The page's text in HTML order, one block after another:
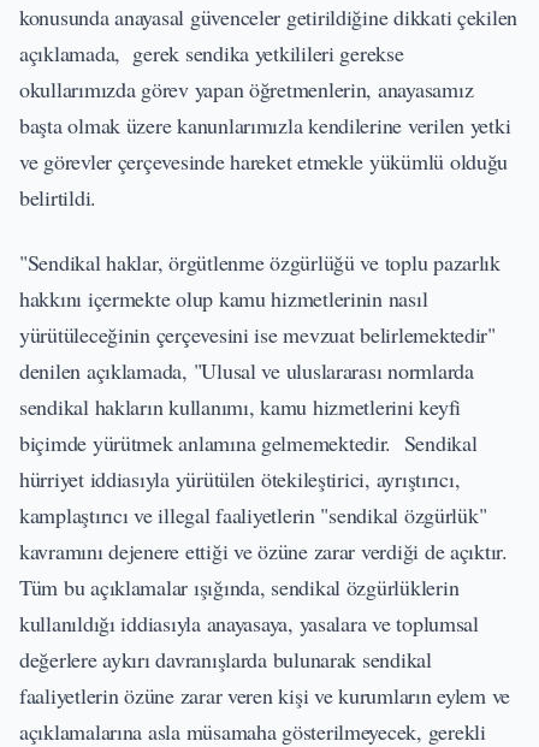
konusunda anayasal güvenceler getirildiğine dikkati çekilen
açıklamada, gerek sendika yetkilileri gerekse
okullarımızda görev yapan öğretmenlerin, anayasamız
başta olmak üzere kanunlarımızla kendilerine verilen yetki
ve görevler çerçevesinde hareket etmekle yükümlü olduğu
belirtildi.
"Sendikal haklar, örgütlenme özgürlüğü ve toplu pazarlık
hakkını içermekte olup kamu hizmetlerinin nasıl
yürütüleceğinin çerçevesini ise mevzuat belirlemektedir"
denilen açıklamada, "Ulusal ve uluslararası normlarda
sendikal hakların kullanımı, kamu hizmetlerini keyfi
biçimde yürütmek anlamına gelmemektedir. Sendikal
hürriyet iddiasıyla yürütülen ötekileştirici, ayrıştırıcı,
kamplaştırıcı ve illegal faaliyetlerin "sendikal özgürlük"
kavramını dejenere ettiği ve özüne zarar verdiği de açıktır.
Tüm bu açıklamalar ışığında, sendikal özgürlüklerin
kullanıldığı iddiasıyla anayasaya, yasalara ve toplumsal
değerlere aykırı davranışlarda bulunarak sendikal
faaliyetlerin özüne zarar veren kişi ve kurumların eylem ve
açıklamalarına asla müsamaha gösterilmeyecek, gerekli